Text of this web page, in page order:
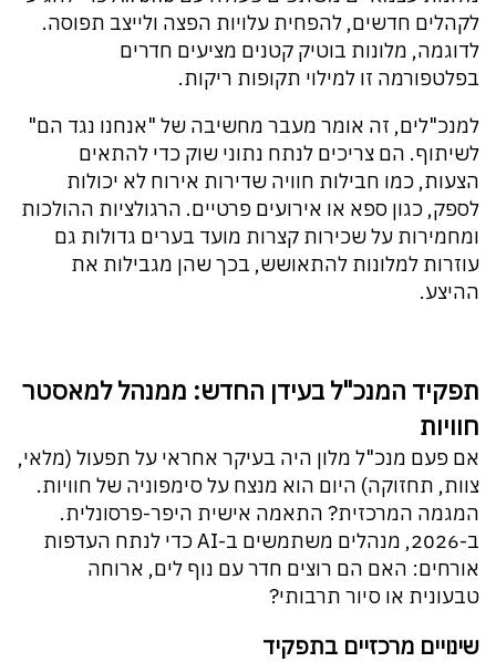
לקהלים חדשים, להפחית עלויות הפצה ולייצב תפוסה.
לדוגמה, מלונות בוטיק קטנים מציעים חדרים
בפלטפורמה זו למילוי תקופות ריקות.
למנכ"לים, זה אומר מעבר מחשיבה של "אנחנו נגד הם"
לשיתוף. הם צריכים לנתח נתוני שוק כדי להתאים
הצעות, כמו חבילות חוויה שדירות אירוח לא יכולות
לספק, כגון ספא או אירועים פרטיים. הרגולציות ההולכות
ומחמירות על שכירות קצרות מועד בערים גדולות גם
עוזרות למלונות להתאושש, בכך שהן מגבילות את
ההיצע.
תפקיד המנכ"ל בעידן החדש: ממנהל למאסטר
חוויות
אם פעם מנכ"ל מלון היה בעיקר אחראי על תפעול (מלאי,
צוות, תחזוקה) היום הוא מנצח על סימפוניה של חוויות.
המגמה המרכזית? התאמה אישית היפר-פרסונלית.
ב-2026, מנהלים משתמשים ב-AI כדי לנתח העדפות
אורחים: האם הם רוצים חדר עם נוף לים, ארוחה
טבעונית או סיור תרבותי?
שינויים מרכזיים בתפקיד